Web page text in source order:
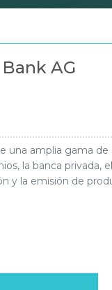
AG
una amplia gama
la banca privada,
y la emisión de